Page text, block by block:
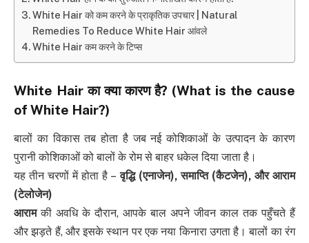
White Hair को कम करने के प्राकृतिक उपचार | Natural
Remedies To Reduce White Hair आंवले
White Hair कम करने के टिप्स
White Hairका क्या कारण है? (What is the cause
of White Hair?)
बालों का विकास तब होता है जब नई कोशिकाओं के उत्पादन के कारण
पुरानी कोशिकाओं को बालों के रोम से बाहर धकेल दिया जाता है।
यह तीन चरणों में होता है –वृद्धि (एनाजेन),समाप्ति (कैटजेन), और आराम
(टेलोजेन)
आरामकी अवधि के दौरान, आपके बाल अपने जीवन काल तक पहुँचते हैं
और झड़ते हैं, और इसके स्थान पर एक नया किनारा उगता है। बालों का रंग